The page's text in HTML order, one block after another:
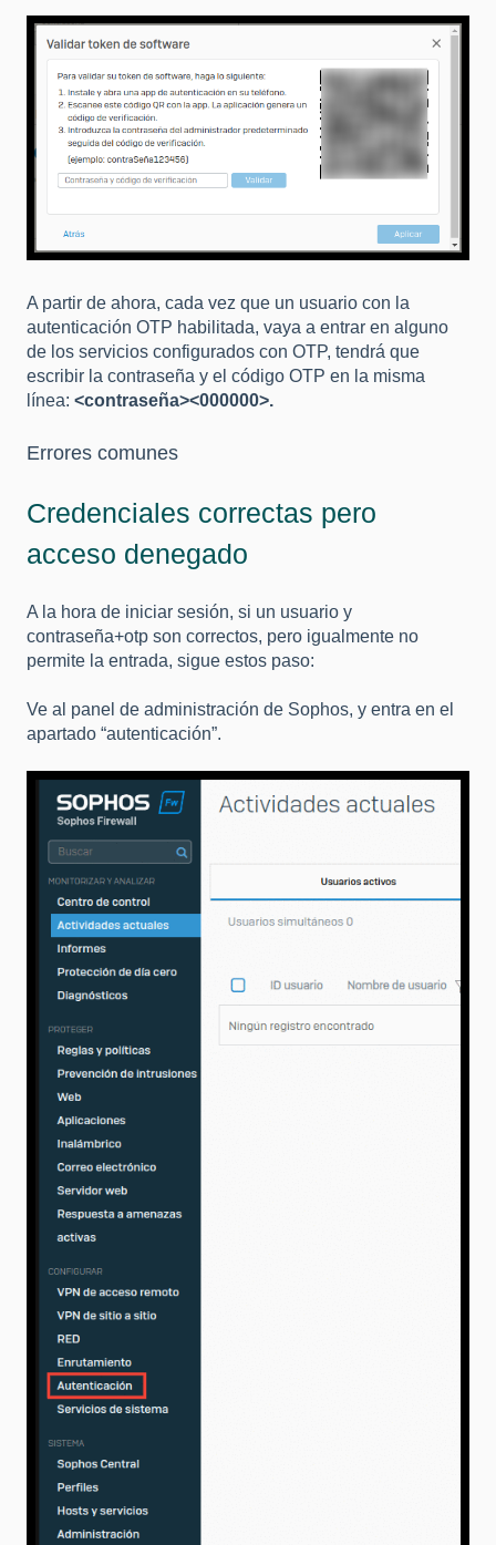
A partir de ahora, cada vez que un usuario con la
autenticación OTP habilitada, vaya a entrar en alguno
de los servicios configurados con OTP, tendrá que
escribir la contraseña y el código OTP en la misma
línea: <contraseña><000000>.
Errores comunes
Credenciales correctas pero
acceso denegado
A la hora de iniciar sesión, si un usuario y
contraseña+otp son correctos, pero igualmente no
permite la entrada, sigue estos paso:
Ve al panel de administración de Sophos, y entra en el
apartado “autenticación”.